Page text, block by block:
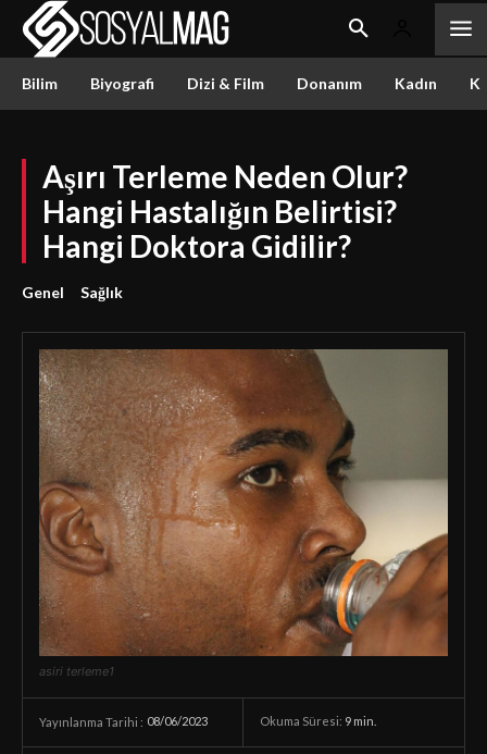
Bilim Biyografi Dizi & Film Donanım Kadın
Aşırı Terleme Neden Olur?
Hangi Hastalığın Belirtisi?
Hangi Doktora Gidilir?
Genel Sağlık
asiri terleme1
Yayınlanma Tarihi : 08/06/2023 Okuma Süresi: 9 min.